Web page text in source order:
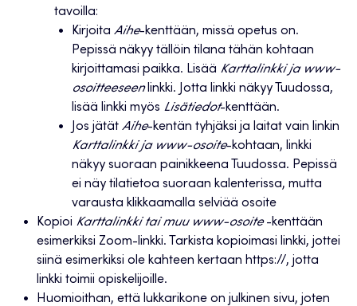
tavoilla:
Kirjoita Aihe-kenttään, missä opetus on.
Pepissä näkyy tällöin tilana tähän kohtaan
kirjoittamasi paikka. Lisää Karttalinkki ja www-
osoitteeseenlinkki. Jotta linkki näkyy Tuudossa,
lisää linkki myös Lisätiedot-kenttään.
Jos jätät Aihe-kentän tyhjäksi ja laitat vain linkin
Karttalinkki ja www-osoite-kohtaan, linkki
näkyy suoraan painikkeena Tuudossa. Pepissä
ei näy tilatietoa suoraan kalenterissa, mutta
varausta klikkaamalla selviää osoite
Kopioi Karttalinkki tai muu www-osoite-kenttään
esimerkiksi Zoom-linkki. Tarkista kopioimasi linkki, jottei
siinä esimerkiksi ole kahteen kertaan https://, jotta
linkki toimii opiskelijoille.
Huomioithan, että lukkarikone on julkinen sivu, joten